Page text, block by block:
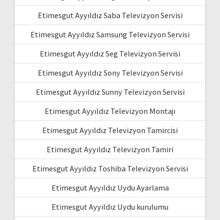
Etimesgut Ayyıldız Saba Televizyon Servisi
Etimesgut Ayyıldız Samsung Televizyon Servisi
Etimesgut Ayyıldız Seg Televizyon Servisi
Etimesgut Ayyıldız Sony Televizyon Servisi
Etimesgut Ayyıldız Sunny Televizyon Servisi
Etimesgut Ayyıldız Televizyon Montajı
Etimesgut Ayyıldız Televizyon Tamircisi
Etimesgut Ayyıldız Televizyon Tamiri
Etimesgut Ayyıldız Toshiba Televizyon Servisi
Etimesgut Ayyıldız Uydu Ayarlama
Etimesgut Ayyıldız Uydu kurulumu